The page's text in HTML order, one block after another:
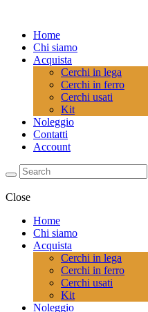
Home
Chi siamo
Acquista
Cerchi in lega
Cerchi in ferro
Cerchi usati
Kit
Noleggio
Contatti
Account
Close
Home
Chi siamo
Acquista
Cerchi in lega
Cerchi in ferro
Cerchi usati
Kit
Noleggio